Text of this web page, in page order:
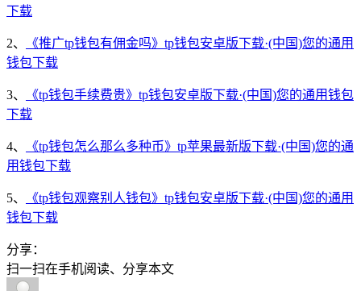
下载
2、
《推广tp钱包有佣金吗》tp钱包安卓版下载·(中国)您的通用
钱包下载
3、
《tp钱包手续费贵》tp钱包安卓版下载·(中国)您的通用钱包
下载
4、
《tp钱包怎么那么多种币》tp苹果最新版下载·(中国)您的通
用钱包下载
5、
《tp钱包观察别人钱包》tp钱包安卓版下载·(中国)您的通用
钱包下载
分享：
扫一扫在手机阅读、分享本文